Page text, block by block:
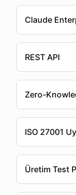
Claude
REST API
Zero-
ISO 27001
Üretim Test